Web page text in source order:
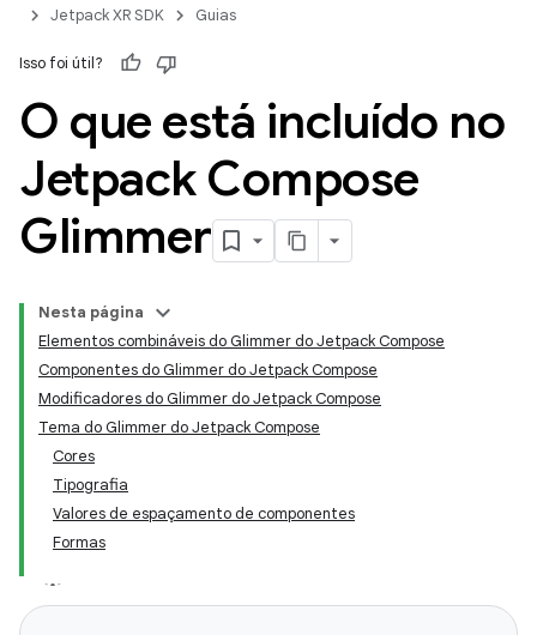
Jetpack XR SDK
Guias
Isso foi útil?
O que está incluído no
Jetpack Compose
Glimmer
Nesta página
Elementos combináveis do Glimmer do Jetpack Compose
Componentes do Glimmer do Jetpack Compose
Modificadores do Glimmer do Jetpack Compose
Tema do Glimmer do Jetpack Compose
Cores
Tipografia
Valores de espaçamento de componentes
Formas